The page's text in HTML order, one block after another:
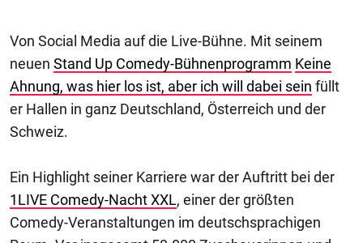
Von Social Media auf die Live-Bühne. Mit seinem
neuen Stand Up Comedy-Bühnenprogramm Keine
Ahnung, was hier los ist, aber ich will dabei sein füllt
er Hallen in ganz Deutschland, Österreich und der
Schweiz.
Ein Highlight seiner Karriere war der Auftritt bei der
1LIVE Comedy-Nacht XXL, einer der größten
Comedy-Veranstaltungen im deutschsprachigen